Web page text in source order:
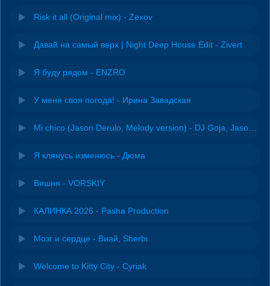
Risk it all (Original mix) - Zexov
Давай на самый верх | Night Deep House Edit - Zivert
Я буду рядом - ENZRO
У меня своя погода! - Ирина Завадская
Я клянусь изменюсь - Дюма
Вишня - VORSKIY
КАЛИНКА 2026 - Pasha Production
Мозг и сердце - Виай, Sherbi
Welcome to Kitty City - Cyriak